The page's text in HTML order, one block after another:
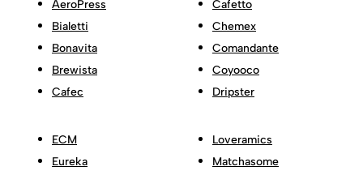
AeroPress
Bialetti
Bonavita
Brewista
Cafec
Cafetto
Chemex
Comandante
Coyooco
Dripster
ECM
Eureka
Loveramics
Matchasome